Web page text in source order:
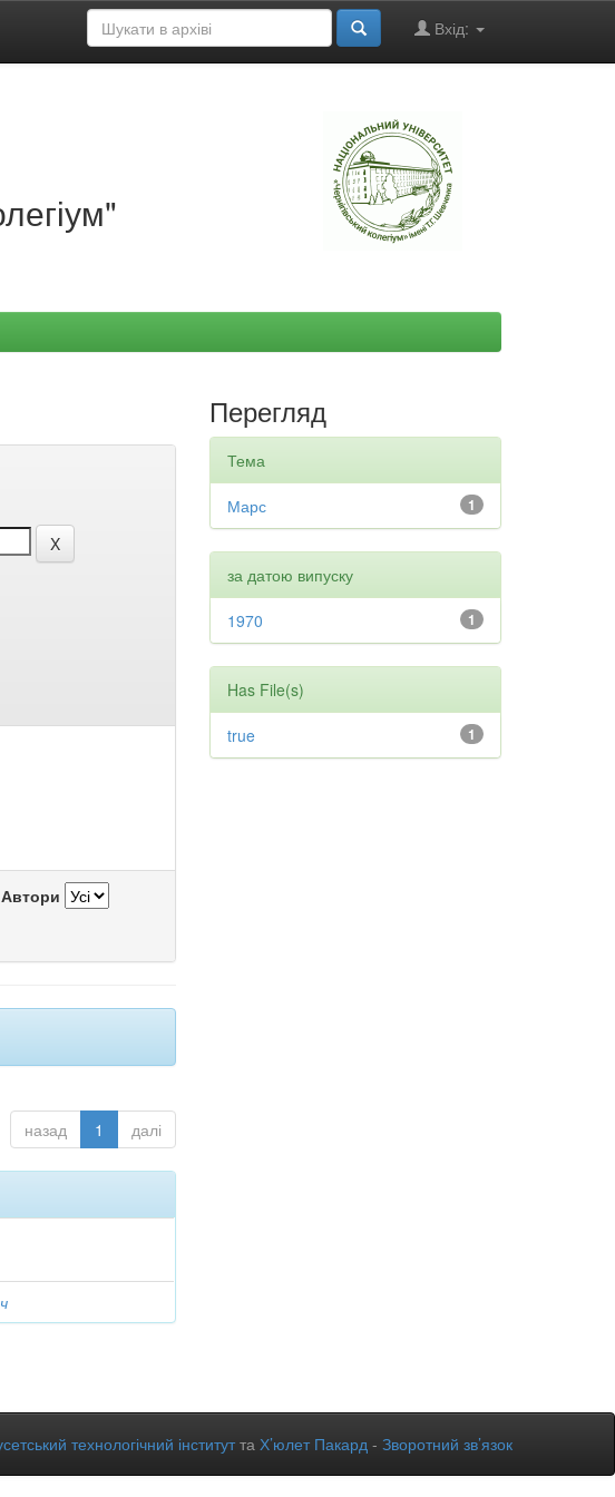
Вхід:
Автори
назад 1 далі
Перегляд
Тема
1
Марс
за датою випуску
1
1970
Has File(s)
1
true
технологічний інститутта Х’юлет Пакард - Зворотний зв’язок